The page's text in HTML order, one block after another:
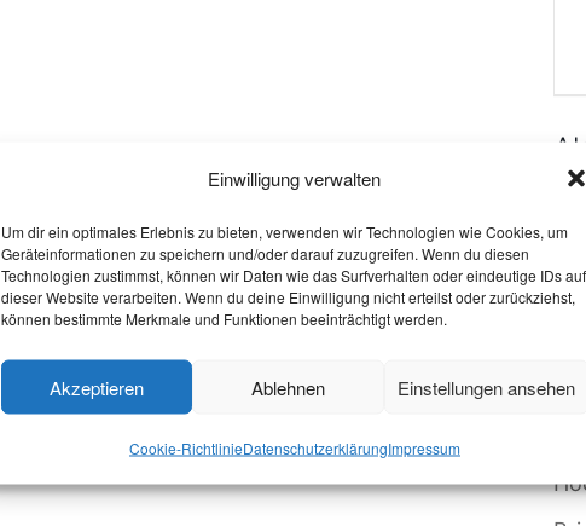
Einwilligung verwalten
Um dir ein optimales Erlebnis zu bieten, verwenden wir Technologien wie Cookies, um
Geräteinformationen zu speichern und/oder darauf zuzugreifen. Wenn du diesen
Technologien zustimmst, können wir Daten wie das Surfverhalten oder eindeutige IDs auf
dieser Website verarbeiten. Wenn du deine Einwilligung nicht erteilst oder zurückziehst,
können bestimmte Merkmale und Funktionen beeinträchtigt werden.
Akzeptieren Ablehnen Einstellungen ansehen
Cookie-RichtlinieDatenschutzerklärungImpressum